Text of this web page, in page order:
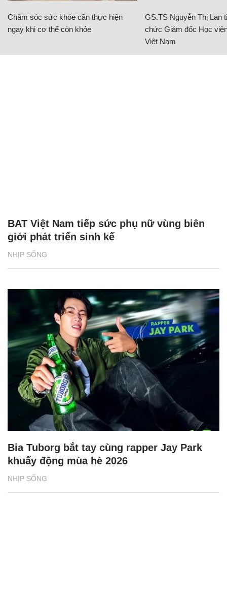
Chăm sóc sức khỏe cần thực hiện
ngay khi cơ thể còn khỏe
GS.TS Nguyễn Thị Lan
chức Giám đốc Học
Việt Nam
NHỊP SỐNG
BAT Việt Nam tiếp sức phụ nữ vùng biên
giới phát triển sinh kế
NHỊP SỐNG
Bia Tuborg bắt tay cùng rapper Jay Park
khuấy động mùa hè 2026